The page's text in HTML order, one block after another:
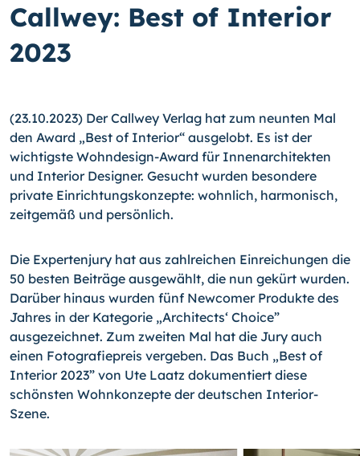
Callwey: Best of Interior
2023
(23.10.2023) Der Callwey Verlag hat zum neunten Mal
den Award „Best of Interior“ ausgelobt. Es ist der
wichtigste Wohndesign-Award für Innenarchitekten
und Interior Designer. Gesucht wurden besondere
private Einrichtungskonzepte: wohnlich, harmonisch,
zeitgemäß und persönlich.
Die Expertenjury hat aus zahlreichen Einreichungen die
50 besten Beiträge ausgewählt, die nun gekürt wurden.
Darüber hinaus wurden fünf Newcomer Produkte des
Jahres in der Kategorie „Architects‘ Choice”
ausgezeichnet. Zum zweiten Mal hat die Jury auch
einen Fotografiepreis vergeben. Das Buch „Best of
Interior 2023” von Ute Laatz dokumentiert diese
schönsten Wohnkonzepte der deutschen Interior-
Szene.